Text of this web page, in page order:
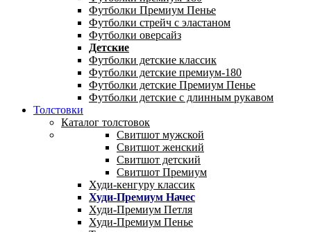
Футболки Премиум Пенье
Футболки стрейч с эластаном
Футболки оверсайз
Детские
Футболки детские классик
Футболки детские премиум-180
Футболки детские Премиум Пенье
Футболки детские с длинным рукавом
Толстовки
Каталог толстовок
Свитшот мужской
Свитшот женский
Свитшот детский
Свитшот Премиум
Худи-кенгуру классик
Худи-Премиум Начес
Худи-Премиум Петля
Худи-Премиум Пенье